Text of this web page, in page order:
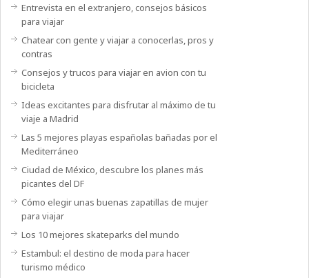
Entrevista en el extranjero, consejos básicos
para viajar
Chatear con gente y viajar a conocerlas, pros y
contras
Consejos y trucos para viajar en avion con tu
bicicleta
Ideas excitantes para disfrutar al máximo de tu
viaje a Madrid
Las 5 mejores playas españolas bañadas por el
Mediterráneo
Ciudad de México, descubre los planes más
picantes del DF
Cómo elegir unas buenas zapatillas de mujer
para viajar
Los 10 mejores skateparks del mundo
Estambul: el destino de moda para hacer
turismo médico